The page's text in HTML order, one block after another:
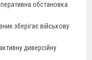
обстановка
зберігає військову
диверсійну